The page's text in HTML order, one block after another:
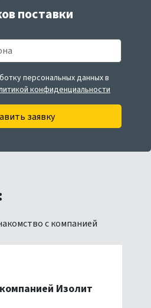
поставки
персональных данных в
конфиденциальности
заявку
Изолит